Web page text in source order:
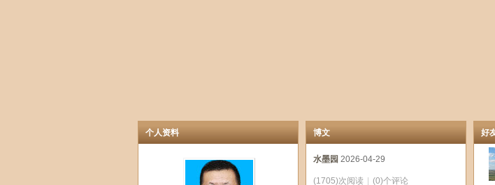
个人资料 博文
水墨园 2026-04-29
(1705)次阅读 (0)个评论
好